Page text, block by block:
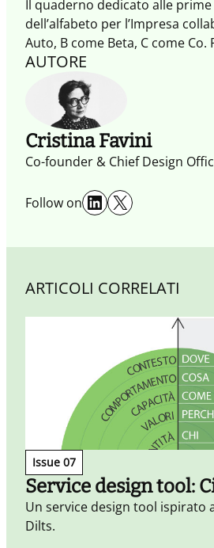
Il quaderno dedicato alle
dell’alfabeto per l’Impresa
Auto, B come Beta, C come Co.
collaborazione è sì una
solo se c’è uno scopo e un
AUTORE
Cristina Favini
Co-founder & Chief Design
Follow on LinkedIn X
ARTICOLI CORRELATI
Issue 07
Service design tool:
Un service design tool ispirato
Dilts.